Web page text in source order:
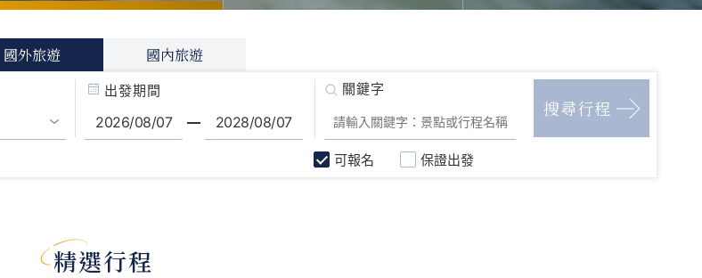
國外旅遊 國內旅遊
出發期間
可報名 保證出發
精選行程